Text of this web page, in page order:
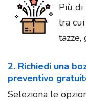
Più di
tra cui
tazze,
2. Richiedi una
preventivo
Seleziona le